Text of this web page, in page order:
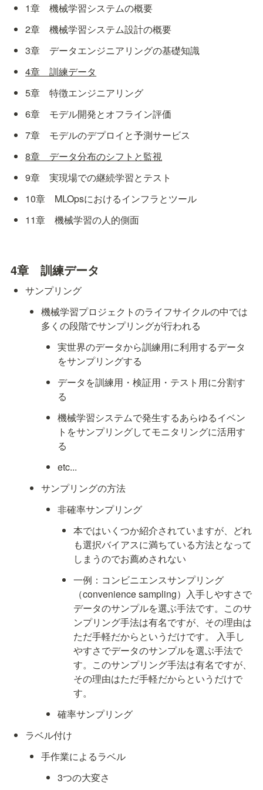
要な信頼性、拡張性、保守性、およびビジネス要件の変化への適応性を
備えた機械学習システムを設計する包括的なアプローチを本書で学ぶこ
とができます。
1章　機械学習システムの概要
2章　機械学習システム設計の概要
3章　データエンジニアリングの基礎知識
4章　訓練データ
5章　特徴エンジニアリング
6章　モデル開発とオフライン評価
7章　モデルのデプロイと予測サービス
8章　データ分布のシフトと監視
9章　実現場での継続学習とテスト
10章　MLOpsにおけるインフラとツール
11章　機械学習の人的側面
4章　訓練データ
サンプリング
機械学習プロジェクトのライフサイクルの中では
多くの段階でサンプリングが行われる
実世界のデータから訓練用に利用するデータ
をサンプリングする
データを訓練用・検証用・テスト用に分割す
る
機械学習システムで発生するあらゆるイベン
トをサンプリングしてモニタリングに活用す
る
etc...
サンプリングの方法
非確率サンプリング
本ではいくつか紹介されていますが、どれ
も選択バイアスに満ちている方法となって
しまうのでお薦めされない
一例： コンビニエンスサンプリング
（convenience sampling）入手しやすさで
データのサンプルを選ぶ手法です。このサ
ンプリング手法は有名ですが、その理由は
ただ手軽だからというだけです。 入手し
やすさでデータのサンプルを選ぶ手法で
す。このサンプリング手法は有名ですが、
その理由はただ手軽だからというだけで
す。
確率サンプリング
ラベル付け
手作業によるラベル
3つの大変さ